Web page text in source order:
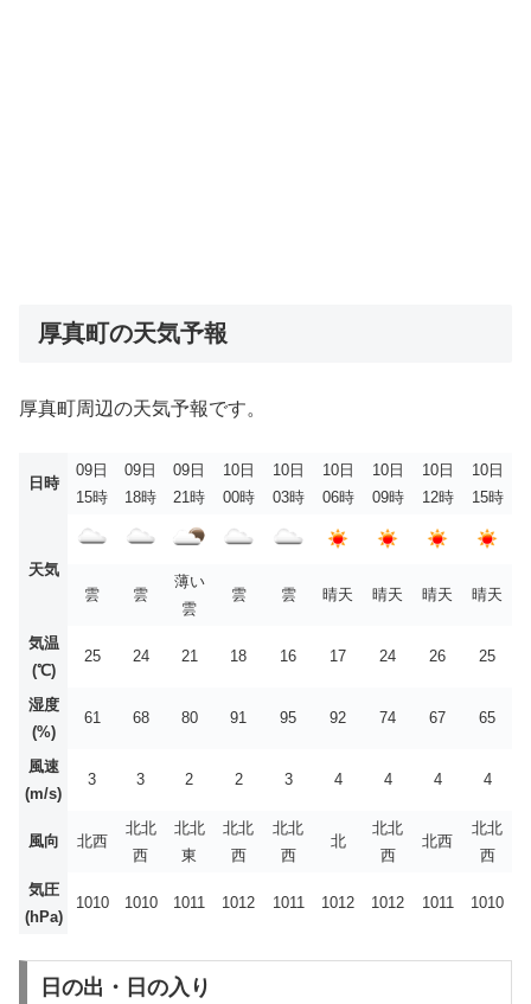
厚真町の天気予報
厚真町周辺の天気予報です。
日時
09日
15時
09日
18時
09日
21時
10日
00時
10日
03時
10日
06時
10日
09時
10日
12時
10日
15時
天気
雲
雲
薄い
雲
雲 雲 晴天 晴天 晴天 晴天
気温
(℃)
25 24 21 18 16 17 24 26 25
湿度
(%)
61 68 80 91 95 92 74 67 65
風速
(m/s)
3 3 2 2 3 4 4 4 4
風向 北西
北北
西
北北
東
北北
西
北北
西
北
北北
西
北西
北北
西
気圧
(hPa)
1010 1010 1011 1012 1011 1012 1012 1011 1010
日の出・日の入り